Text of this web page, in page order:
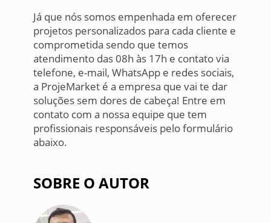
Já que nós somos empenhada em oferecer
projetos personalizados para cada cliente e
comprometida sendo que temos
atendimento das 08h às 17h e contato via
telefone, e-mail, WhatsApp e redes sociais,
a ProjeMarket é a empresa que vai te dar
soluções sem dores de cabeça! Entre em
contato com a nossa equipe que tem
profissionais responsáveis pelo formulário
abaixo.
SOBRE O AUTOR